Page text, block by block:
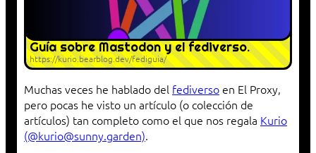
Guía sobre Mastodon y el fediverso.
https://kurio.bearblog.dev/fediguia/
Muchas veces he hablado del fediverso en El Proxy,
pero pocas he visto un artículo (o colección de
artículos) tan completo como el que nos regala Kurio
(@kurio@sunny.garden).